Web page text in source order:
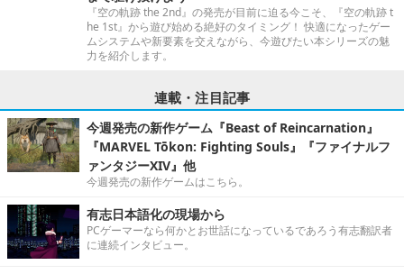
『空の軌跡 the 2nd』の発売が目前に迫る今こそ、『空の軌跡 t
he 1st』から遊び始める絶好のタイミング！ 快適になったゲー
ムシステムや新要素を交えながら、今遊びたい本シリーズの魅
力を紹介します。
連載・注目記事
今週発売の新作ゲーム『Beast of Reincarnation』
『MARVEL Tōkon: Fighting Souls』『ファイナルフ
ァンタジーXIV』他
今週発売の新作ゲームはこちら。
有志日本語化の現場から
PCゲーマーなら何かとお世話になっているであろう有志翻訳者
に連続インタビュー。